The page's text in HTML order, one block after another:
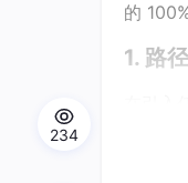
的
1. 路
234